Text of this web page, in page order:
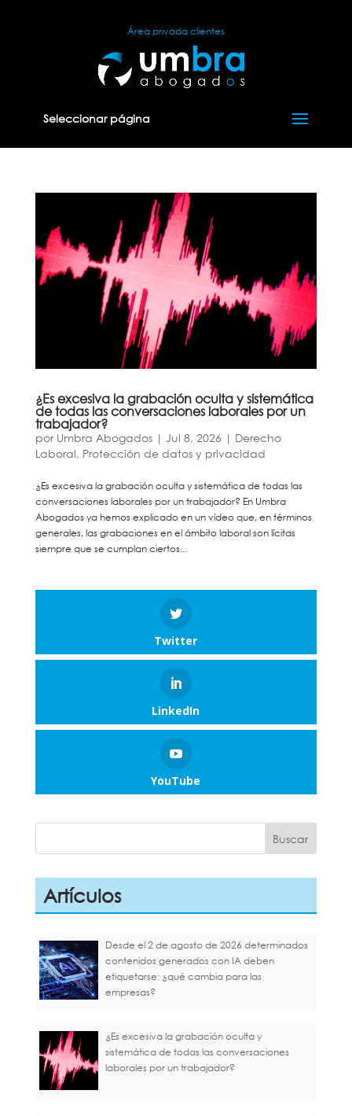
Área privada clientes
Seleccionar página
¿Es excesiva la grabación oculta y sistemática
de todas las conversaciones laborales por un
trabajador?
por Umbra Abogados| Jul 8, 2026 | Derecho
Laboral, Protección de datos y privacidad
¿Es excesiva la grabación oculta y sistemática de todas las
conversaciones laborales por un trabajador? En Umbra
Abogados ya hemos explicado en un vídeo que, en términos
generales, las grabaciones en el ámbito laboral son lícitas
siempre que se cumplan ciertos...
Twitter
LinkedIn
YouTube
Artículos
Desde el 2 de agosto de 2026 determinados
contenidos generados con IA deben
etiquetarse: ¿qué cambia para las
empresas?
¿Es excesiva la grabación oculta y
sistemática de todas las conversaciones
laborales por un trabajador?